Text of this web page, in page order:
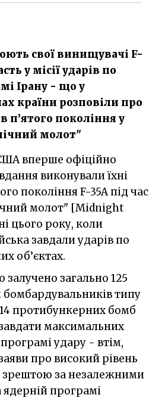
свої винищувачі F-
у місії ударів по
Ірану - що у
країни розповіли про
п’ятого покоління у
молот"
виконували їхні
покоління F-35A під час
молот" [Midnight
цього року, коли
завдали ударів по
об’єктах.
залучено загально 125
бомбардувальників типу
протибункерних бомб
максимальних
удару - втім,
про високий рівень
зрештою за незалежними
програмі